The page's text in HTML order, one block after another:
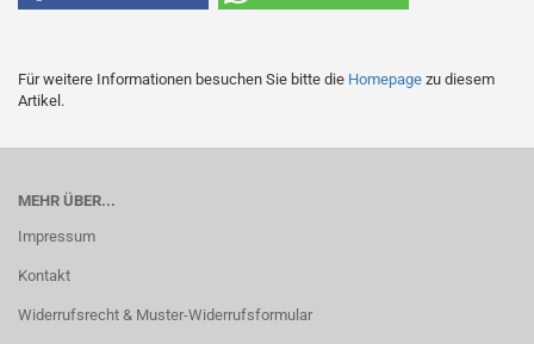
Für weitere Informationen besuchen Sie bitte die Homepage zu diesem
Artikel.
MEHR ÜBER...
Impressum
Kontakt
Widerrufsrecht & Muster-Widerrufsformular